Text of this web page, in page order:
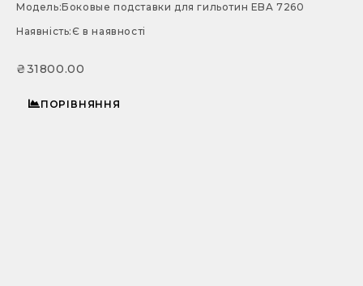
Модель:Боковые подставки для гильотин EBA 7260
Наявність:Є в наявності
₴31800.00
ПОРІВНЯННЯ